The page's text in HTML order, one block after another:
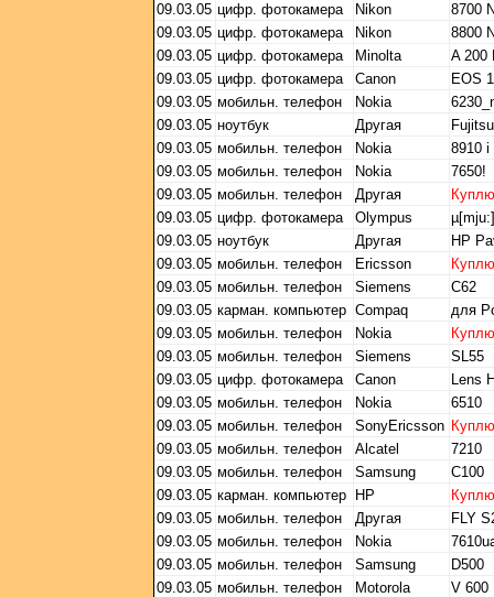
09.03.05 цифр. фотокамера Nikon
8700
09.03.05 цифр. фотокамера Nikon
8800
09.03.05 цифр. фотокамера Minolta
A 200
09.03.05 цифр. фотокамера Canon
EOS
09.03.05 мобильн. телефон Nokia
09.03.05 ноутбук Другая
09.03.05 мобильн. телефон Nokia
8910 i
09.03.05 мобильн. телефон Nokia
7650!
09.03.05 мобильн. телефон Другая
Куплю
09.03.05 цифр. фотокамера Olympus
09.03.05 ноутбук Другая
HP
09.03.05 мобильн. телефон Ericsson
Куплю
09.03.05 мобильн. телефон Siemens
C62
09.03.05 карман. компьютер Compaq
для
09.03.05 мобильн. телефон Nokia
Куплю
09.03.05 мобильн. телефон Siemens
SL55
09.03.05 цифр. фотокамера Canon
Lens
09.03.05 мобильн. телефон Nokia
6510
09.03.05 мобильн. телефон SonyEricsson Куплю
09.03.05 мобильн. телефон Alcatel
7210
09.03.05 мобильн. телефон Samsung
C100
09.03.05 карман. компьютер HP
Куплю
09.03.05 мобильн. телефон Другая
FLY
09.03.05 мобильн. телефон Nokia
09.03.05 мобильн. телефон Samsung
D500
09.03.05 мобильн. телефон Motorola
V 600